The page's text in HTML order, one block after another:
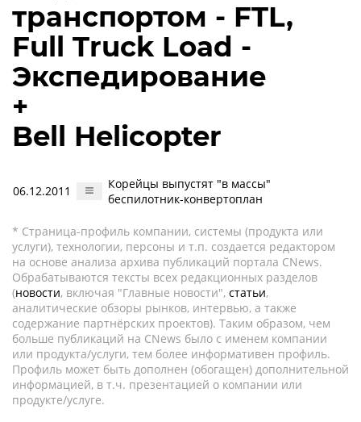
транспортом - FTL,
Full Truck Load -
Экспедирование
+
Bell Helicopter
06.12.2011
Корейцы выпустят "в массы"
беспилотник-конвертоплан
* Страница-профиль компании, системы (продукта или
услуги), технологии, персоны и т.п. создается редактором
на основе анализа архива публикаций портала CNews.
Обрабатываются тексты всех редакционных разделов
(новости, включая "Главные новости", статьи,
аналитические обзоры рынков, интервью, а также
содержание партнёрских проектов). Таким образом, чем
больше публикаций на CNews было с именем компании
или продукта/услуги, тем более информативен профиль.
Профиль может быть дополнен (обогащен) дополнительной
информацией, в т.ч. презентацией о компании или
продукте/услуге.